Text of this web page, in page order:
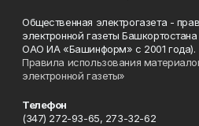
Общественная электрогазета -
электронной газеты
ОАО ИА «Башинформ» с 2001 года).
Правила использования
электронной газеты»
Телефон
(347) 272-93-65, 273-32-62